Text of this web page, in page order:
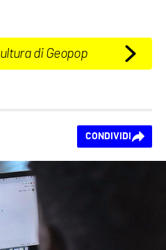
di Geopop
CONDIVIDI